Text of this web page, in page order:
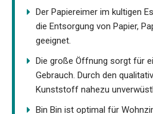
Der Papiereimer im kultigen
die Entsorgung von Papier,
geeignet.
Die große Öffnung sorgt für
Gebrauch. Durch den
Kunststoff nahezu
Bin Bin ist optimal für